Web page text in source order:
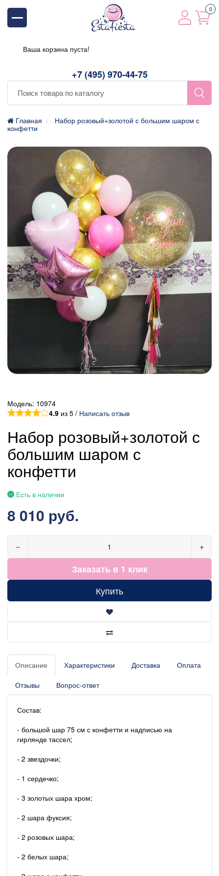
+7 (495) 970-44-75
0
Ваша корзина пуста!
Главная
Набор розовый+золотой с большим шаром с
конфетти
Модель: 10974
4.9 из 5 / Написать отзыв
Набор розовый+золотой с
большим шаром с
конфетти
Есть в наличии
8 010 руб.
− +
Заказать в 1 клик
Купить
Описание Характеристики Доставка Оплата
Отзывы Вопрос-ответ
Состав:
- большой шар 75 см с конфетти и надписью на
гирлянде тассел;
- 2 звездочки;
- 1 сердечко;
- 3 золотых шара хром;
- 2 шара фуксия;
- 2 розовых шара;
- 2 белых шара;